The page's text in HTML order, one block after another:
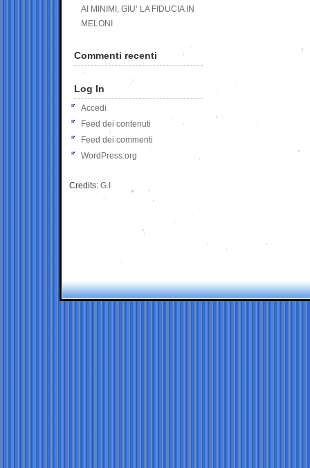
AI MINIMI, GIU’ LA FIDUCIA IN
MELONI
Commenti recenti
Log In
Accedi
Feed dei contenuti
Feed dei commenti
WordPress.org
Credits: G.I